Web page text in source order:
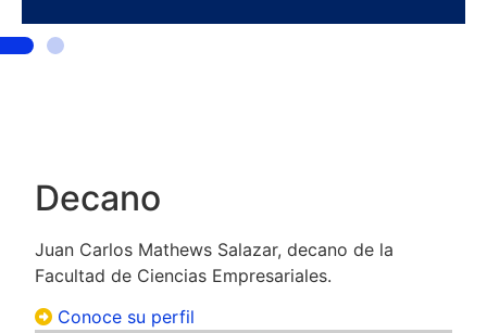
Decano
Juan Carlos Mathews Salazar, decano de la
Facultad de Ciencias Empresariales.
Conoce su perfil